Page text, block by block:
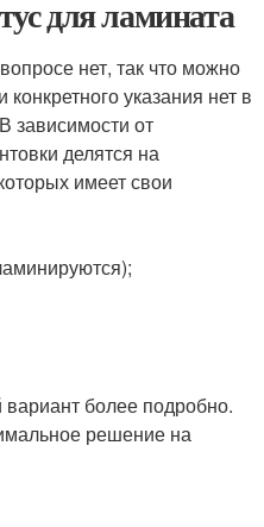
для ламината
нет, так что можно
указания нет в
зависимости от
делятся на
имеет свои
более подробно.
решение на